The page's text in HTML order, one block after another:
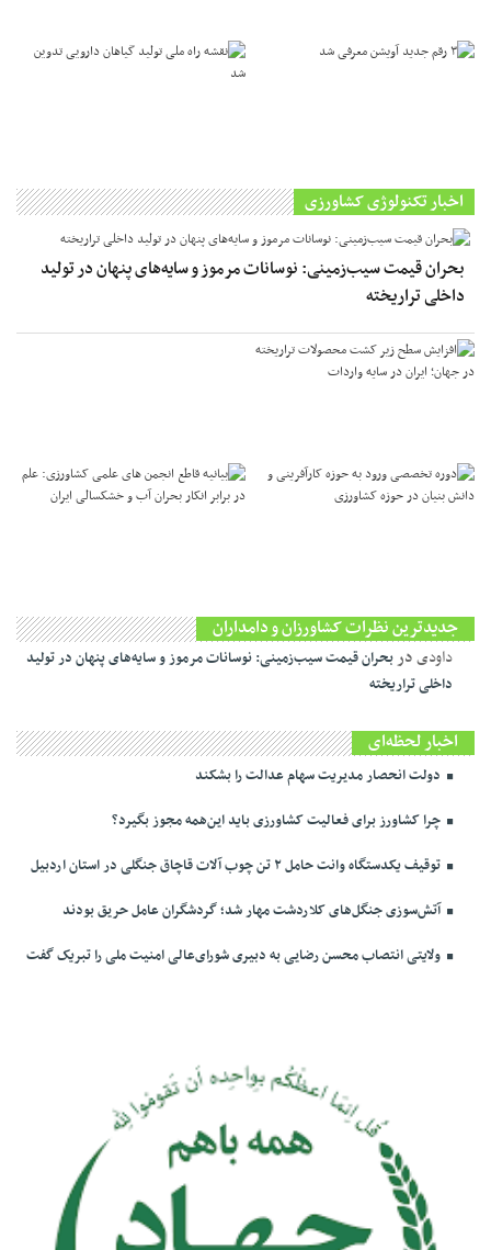
اخبار تکنولوژی کشاورزی
بحران قیمت سیب‌زمینی: نوسانات مرموز و سایه‌های پنهان در تولید
داخلی تراریخته
جدیدترین نظرات کشاورزان و دامداران
داودیدربحران قیمت سیب‌زمینی: نوسانات مرموز و سایه‌های پنهان در تولید
داخلی تراریخته
اخبار لحظه‌ای
دولت انحصار مدیریت سهام عدالت را بشکند
چرا کشاورز برای فعالیت کشاورزی باید این‌همه مجوز بگیرد؟
توقیف یکدستگاه وانت حامل ۲ تن چوب آلات قاچاق جنگلی در استان اردبیل
آتش‌سوزی جنگل‌های کلاردشت مهار شد؛ گردشگران عامل حریق بودند
ولایتی انتصاب محسن رضایی به دبیری شورای‌عالی امنیت ملی را تبریک گفت